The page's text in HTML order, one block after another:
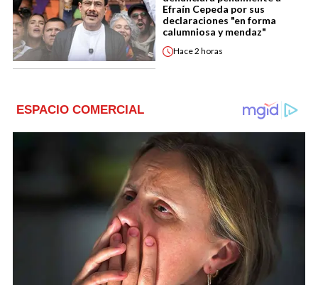
Efraín Cepeda por sus
declaraciones "en forma
calumniosa y mendaz"
Hace2 horas